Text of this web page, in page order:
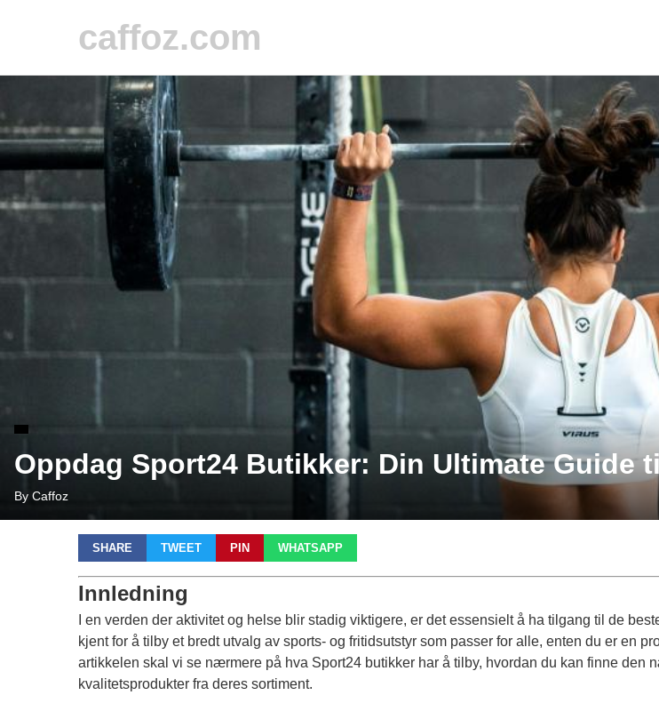
caffoz.com
Oppdag Sport24 Butikker: Din Ultimate Guide
By Caffoz
SHARE TWEET PIN WHATSAPP
Innledning
I en verden der aktivitet og helse blir stadig viktigere, er det essensielt å ha tilgang til de
kjent for å tilby et bredt utvalg av sports- og fritidsutstyr som passer for alle, enten du er en
artikkelen skal vi se nærmere på hva Sport24 butikker har å tilby, hvordan du kan finne den
kvalitetsprodukter fra deres sortiment.